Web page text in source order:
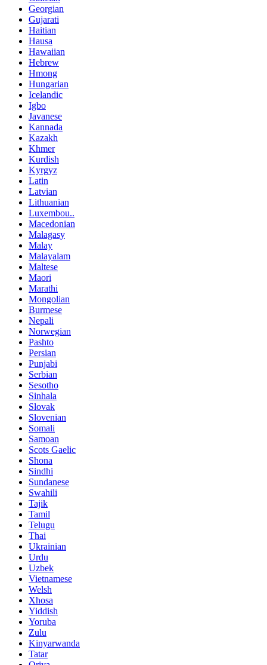
Georgian
Gujarati
Haitian
Hausa
Hawaiian
Hebrew
Hmong
Hungarian
Icelandic
Igbo
Javanese
Kannada
Kazakh
Khmer
Kurdish
Kyrgyz
Latin
Latvian
Lithuanian
Luxembou..
Macedonian
Malagasy
Malay
Malayalam
Maltese
Maori
Marathi
Mongolian
Burmese
Nepali
Norwegian
Pashto
Persian
Punjabi
Serbian
Sesotho
Sinhala
Slovak
Slovenian
Somali
Samoan
Scots Gaelic
Shona
Sindhi
Sundanese
Swahili
Tajik
Tamil
Telugu
Thai
Ukrainian
Urdu
Uzbek
Vietnamese
Welsh
Xhosa
Yiddish
Yoruba
Zulu
Kinyarwanda
Tatar